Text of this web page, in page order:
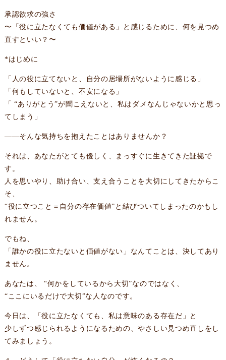
承認欲求の強さ
〜「役に立たなくても価値がある」と感じるために、何を見つめ
直すといい？〜
*はじめに
「人の役に立てないと、自分の居場所がないように感じる」
「何もしていないと、不安になる」
「 “ありがとう”が聞こえないと、私はダメなんじゃないかと思っ
てしまう」
——そんな気持ちを抱えたことはありませんか？
それは、あなたがとても優しく、まっすぐに生きてきた証拠で
す。
人を思いやり、助け合い、支え合うことを大切にしてきたからこ
そ、
“役に立つこと＝自分の存在価値”と結びついてしまったのかもし
れません。
でもね、
「誰かの役に立たないと価値がない」なんてことは、決してあり
ません。
あなたは、 “何かをしているから大切”なのではなく、
“ここにいるだけで大切”な人なのです。
今日は、「役に立たなくても、私は意味のある存在だ」と
少しずつ感じられるようになるための、やさしい見つめ直しをし
てみましょう。